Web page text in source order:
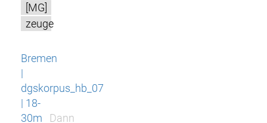
[MG]
zeuge
Bremen
|
dgskorpus_hb_07
| 18-
30m
Dann